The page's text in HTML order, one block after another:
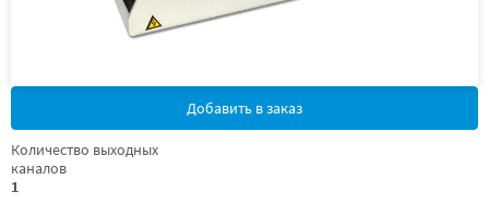
Добавить в заказ
Количество выходных
каналов
1